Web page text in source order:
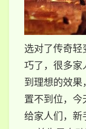
选对了传奇轻
巧了，很多家
到理想的效果
置不到位，今
给家人们，新